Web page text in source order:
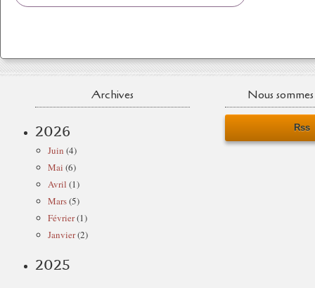
Archives
2026
Juin (4)
Mai (6)
Avril (1)
Mars(5)
Février(1)
Janvier(2)
2025
Nous
Rss